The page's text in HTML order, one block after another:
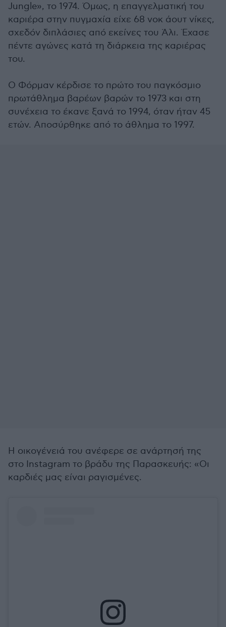
Jungle», το 1974. Όμως, η επαγγελματική του
καριέρα στην πυγμαχία είχε 68 νοκ άουτ νίκες,
σχεδόν διπλάσιες από εκείνες του Άλι. Έχασε
πέντε αγώνες κατά τη διάρκεια της καριέρας
του.
Ο Φόρμαν κέρδισε το πρώτο του παγκόσμιο
πρωτάθλημα βαρέων βαρών το 1973 και στη
συνέχεια το έκανε ξανά το 1994, όταν ήταν 45
ετών. Αποσύρθηκε από το άθλημα το 1997.
Η οικογένειά του ανέφερε σε ανάρτησή της
στο Instagram το βράδυ της Παρασκευής: «Οι
καρδιές μας είναι ραγισμένες.